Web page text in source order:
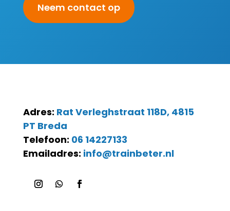
Neem contact op
Adres: Rat Verleghstraat 118D, 4815
PT Breda
Telefoon: 06 14227133
Emailadres: info@trainbeter.nl